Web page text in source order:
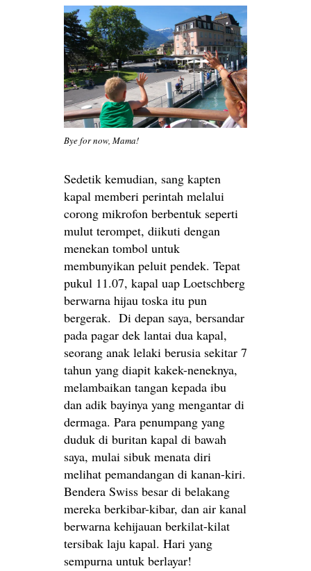
Bye for now, Mama!
Sedetik kemudian, sang kapten
kapal memberi perintah melalui
corong mikrofon berbentuk seperti
mulut terompet, diikuti dengan
menekan tombol untuk
membunyikan peluit pendek. Tepat
pukul 11.07, kapal uap Loetschberg
berwarna hijau toska itu pun
bergerak. Di depan saya, bersandar
pada pagar dek lantai dua kapal,
seorang anak lelaki berusia sekitar 7
tahun yang diapit kakek-neneknya,
melambaikan tangan kepada ibu
dan adik bayinya yang mengantar di
dermaga. Para penumpang yang
duduk di buritan kapal di bawah
saya, mulai sibuk menata diri
melihat pemandangan di kanan-kiri.
Bendera Swiss besar di belakang
mereka berkibar-kibar, dan air kanal
berwarna kehijauan berkilat-kilat
tersibak laju kapal. Hari yang
sempurna untuk berlayar!